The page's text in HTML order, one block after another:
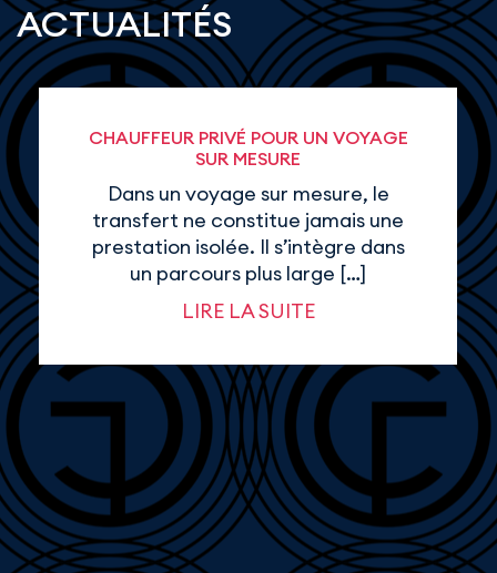
ACTUALITÉS
CHAUFFEUR PRIVÉ POUR UN VOYAGE
SUR MESURE
Dans un voyage sur mesure, le
transfert ne constitue jamais une
prestation isolée. Il s’intègre dans
un parcours plus large […]
LIRE LA SUITE